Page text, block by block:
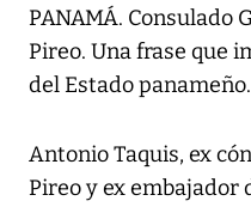
PANAMÁ. Consulado
Pireo. Una frase que
del Estado panameño.
Antonio Taquis, ex
Pireo y ex embajador